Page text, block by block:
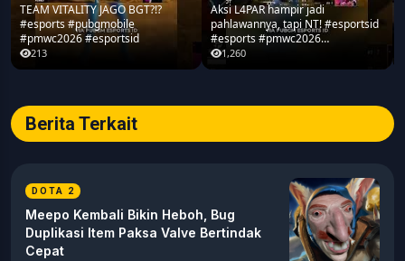
TEAM VITALITY JAGO BGT?!?
#esports #pubgmobile
#pmwc2026 #esportsid
213
Aksi L4PAR hampir jadi
pahlawannya, tapi NT! #esportsid
#esports #pmwc2026
#pubgmobile #teamrrq
1,260
Berita Terkait
DOTA 2
Meepo Kembali Bikin Heboh, Bug
Duplikasi Item Paksa Valve Bertindak
Cepat